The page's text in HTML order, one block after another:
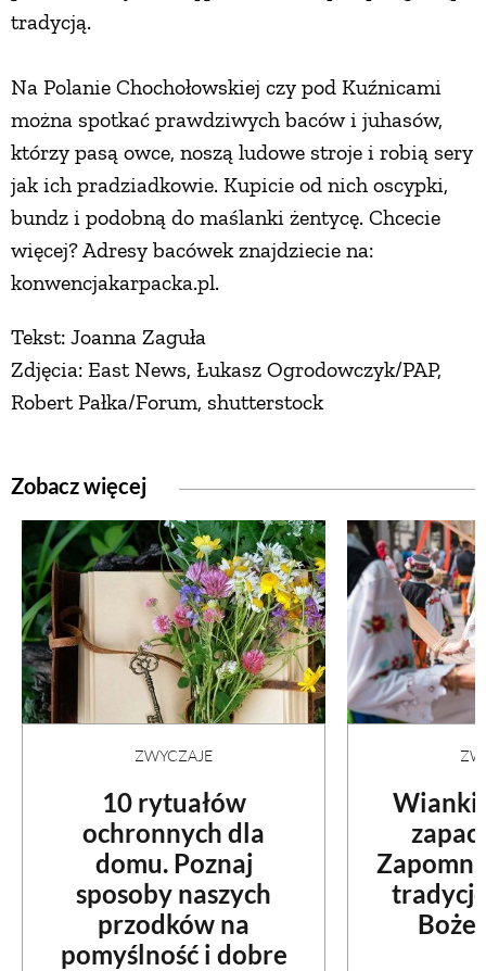
tradycją.
Na Polanie Chochołowskiej czy pod Kuźnicami
można spotkać prawdziwych baców i juhasów,
którzy pasą owce, noszą ludowe stroje i robią sery
jak ich pradziadkowie. Kupicie od nich oscypki,
bundz i podobną do maślanki żentycę. Chcecie
więcej? Adresy bacówek znajdziecie na:
konwencjakarpacka.pl.
Tekst: Joanna Zaguła
Zdjęcia: East News, Łukasz Ogrodowczyk/PAP,
Robert Pałka/Forum, shutterstock
Zobacz więcej
ZWYCZAJE
10 rytuałów
ochronnych dla
domu. Poznaj
sposoby naszych
przodków na
pomyślność i dobre
Wianki
INNE